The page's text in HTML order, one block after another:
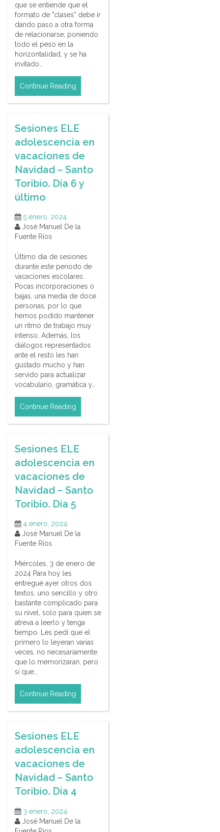
que se entiende que el
formato de "clases" debe ir
dando paso a otra forma
de relacionarse, poniendo
todo el peso en la
horizontalidad, y se ha
invitado…
Continue Reading
Sesiones ELE
adolescencia en
vacaciones de
Navidad – Santo
Toribio. Día 6 y
último
5 enero, 2024
José Manuel De la
Fuente Ríos
Último día de sesiones
durante este periodo de
vacaciones escolares.
Pocas incorporaciones o
bajas, una media de doce
personas, por lo que
hemos podido mantener
un ritmo de trabajo muy
intenso. Además, los
diálogos representados
ante el resto les han
gustado mucho y han
servido para actualizar
vocabulario, gramática y…
Continue Reading
Sesiones ELE
adolescencia en
vacaciones de
Navidad – Santo
Toribio. Día 5
4 enero, 2024
José Manuel De la
Fuente Ríos
Miércoles, 3 de enero de
2024 Para hoy les
entregué ayer otros dos
textos, uno sencillo y otro
bastante complicado para
su nivel, solo para quien se
atreva a leerlo y tenga
tiempo. Les pedí que el
primero lo leyeran varias
veces, no necesariamente
que lo memorizaran, pero
sí que…
Continue Reading
Sesiones ELE
adolescencia en
vacaciones de
Navidad – Santo
Toribio. Día 4
3 enero, 2024
José Manuel De la